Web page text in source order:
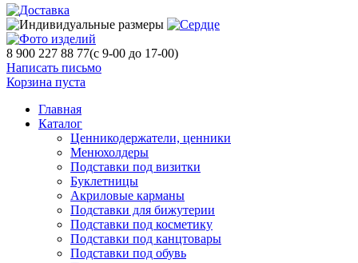
8 900 227 88 77(с 9-00 до 17-00)
Написать письмо
Корзина пуста
Главная
Каталог
Ценникодержатели, ценники
Менюхолдеры
Подставки под визитки
Буклетницы
Акриловые карманы
Подставки для бижутерии
Подставки под косметику
Подставки под канцтовары
Подставки под обувь